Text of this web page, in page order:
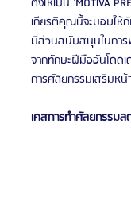
เกียรติคุณนี้จะมอบให้
มีส่วนสนับสนุนในการ
จากทักษะฝีมืออันโดด
การศัลยกรรมเสริมหน้
เคสการทำศัลยกรรมล